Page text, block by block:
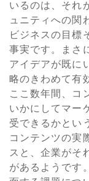
いるのは、それ
ュニティへの関
ビジネスの目標
事実です。まさ
アイデアが既に
略のきわめて有
ここ数年間、コ
いかにしてマー
受できるかとい
コンテンツの実
スと、企業がそ
があるようです